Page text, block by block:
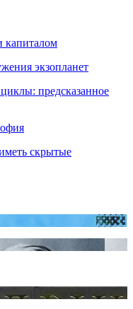
капиталом
экзопланет
предсказанное
скрытые